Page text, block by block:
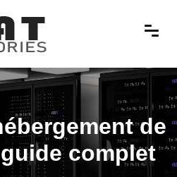
de
complet